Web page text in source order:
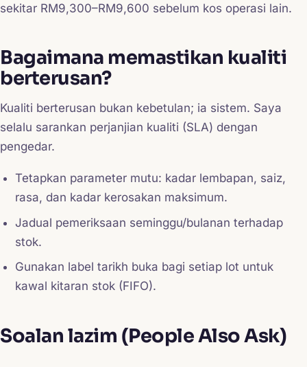
sekitar RM9,300–RM9,600 sebelum kos operasi lain.
Bagaimana memastikan kualiti
berterusan?
Kualiti berterusan bukan kebetulan; ia sistem. Saya
selalu sarankan perjanjian kualiti (SLA) dengan
pengedar.
Tetapkan parameter mutu: kadar lembapan, saiz,
rasa, dan kadar kerosakan maksimum.
Jadual pemeriksaan seminggu/bulanan terhadap
stok.
Gunakan label tarikh buka bagi setiap lot untuk
kawal kitaran stok (FIFO).
Soalan lazim (People Also Ask)